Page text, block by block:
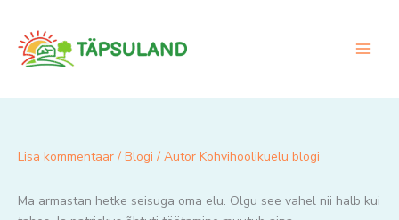
content
Lisa kommentaar / Blogi / Autor Kohvihoolikuelu blogi
Ma armastan hetke seisuga oma elu. Olgu see vahel nii halb kui